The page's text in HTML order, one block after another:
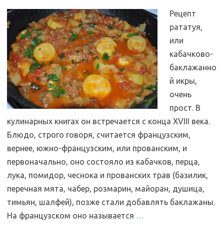
Рецепт
рататуя,
или
кабачково-
баклажанно
й икры,
очень
прост. В
кулинарных книгах он встречается с конца XVIII века.
Блюдо, строго говоря, считается французским,
вернее, южно-французским, или прованским, и
первоначально, оно состояло из кабачков, перца,
лука, помидор, чеснока и прованских трав (базилик,
перечная мята, чабер, розмарин, майоран, душица,
тимьян, шалфей), позже стали добавлять баклажаны.
На французском оно называется …